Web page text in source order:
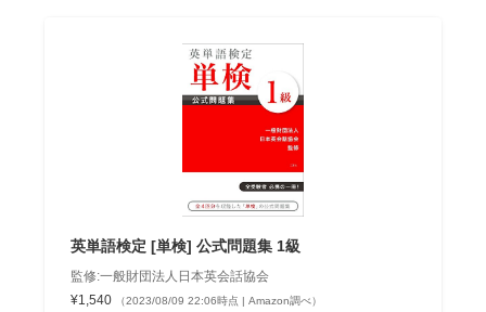
英単語検定 [単検] 公式問題集 1級
監修:一般財団法人日本英会話協会
¥1,540
（2023/08/09 22:06時点 | Amazon調べ）